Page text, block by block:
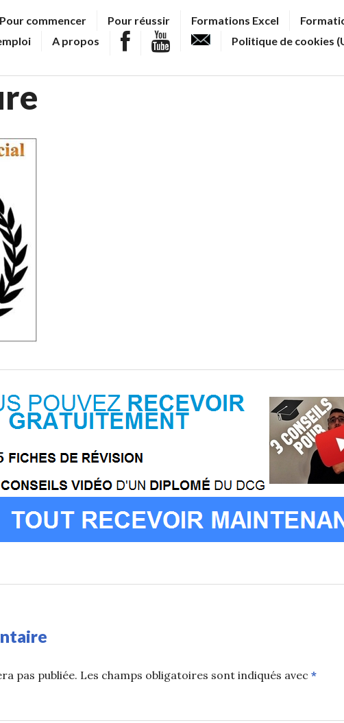
Pour commencer Pour réussir Formations Excel
A propos Politique de cookies
pas publiée. Les champs obligatoires sont indiqués avec *